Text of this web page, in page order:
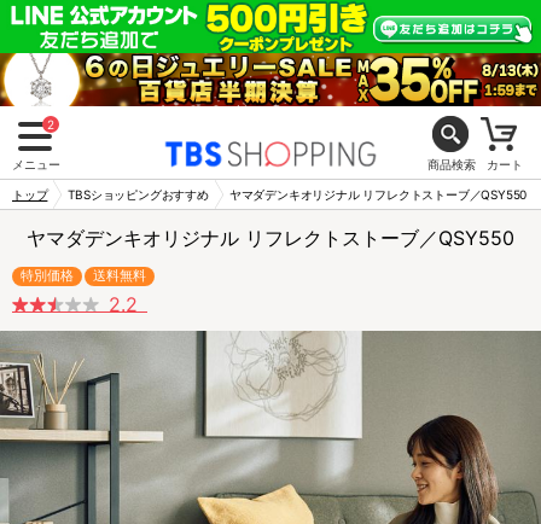
2
メニュー 商品検索 カート
トップ TBSショッピングおすすめ ヤマダデンキオリジナル リフレクトストーブ／QSY550
ヤマダデンキオリジナル リフレクトストーブ／QSY550
特別価格 送料無料
2.2